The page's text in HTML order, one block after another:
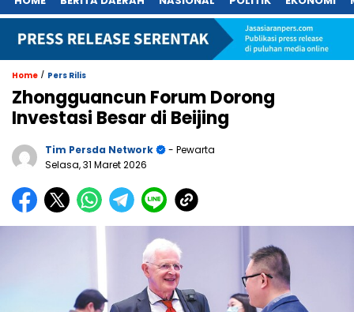
Home / Pers Rilis
Zhongguancun Forum Dorong
Investasi Besar di Beijing
Tim Persda Network
- Pewarta
Selasa, 31 Maret 2026